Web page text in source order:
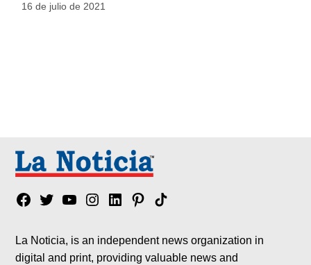
16 de julio de 2021
Facebook
TwitterYouTubeInstagram
LinkedinPinterest
Tik
La Noticia, is an independent news organization in
digital and print, providing valuable news and